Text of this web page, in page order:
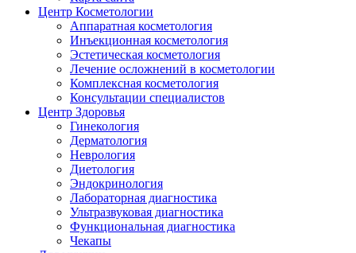
Центр Косметологии
Аппаратная косметология
Инъекционная косметология
Эстетическая косметология
Лечение осложнений в косметологии
Комплексная косметология
Консультации специалистов
Центр Здоровья
Гинекология
Дерматология
Неврология
Диетология
Эндокринология
Лабораторная диагностика
Ультразвуковая диагностика
Функциональная диагностика
Чекапы